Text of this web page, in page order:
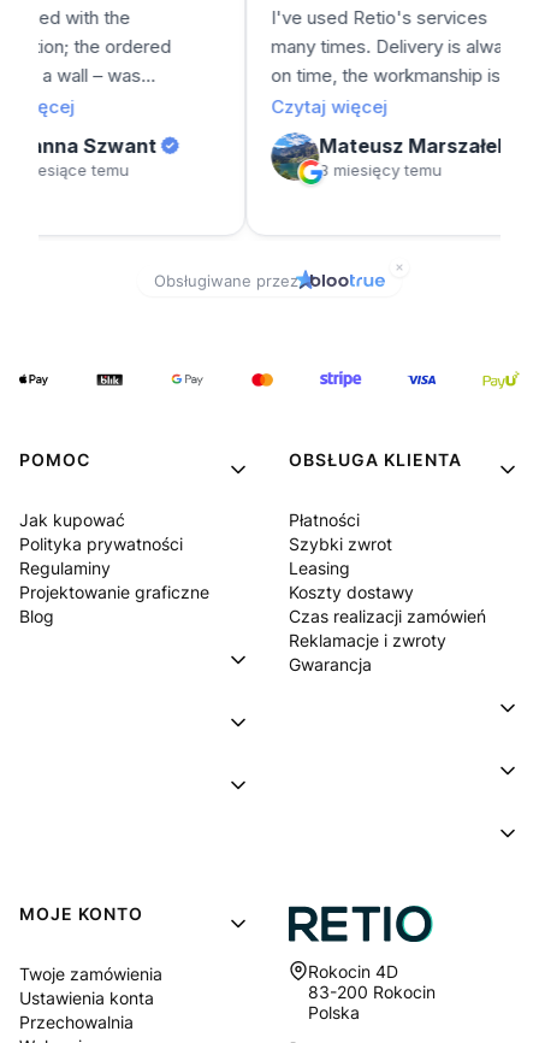
POMOC
Jak kupować
Polityka prywatności
Regulaminy
Projektowanie graficzne
Blog
OBSŁUGA KLIENTA
Płatności
Szybki zwrot
Leasing
Koszty dostawy
Czas realizacji zamówień
Reklamacje i zwroty
Gwarancja
MOJE KONTO
Twoje zamówienia
Ustawienia konta
Przechowalnia
Adres:
Rokocin 4D
83-200 Rokocin
Polska